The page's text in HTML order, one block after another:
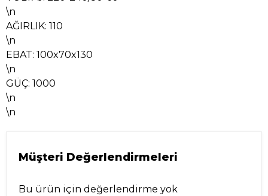
\n
AĞIRLIK: 110
\n
EBAT: 100x70x130
\n
GÜÇ: 1000
\n
\n
Müşteri Değerlendirmeleri
Bu ürün için değerlendirme yok